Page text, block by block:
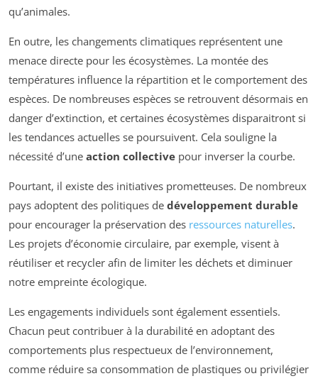
qu’animales.
En outre, les changements climatiques représentent une
menace directe pour les écosystèmes. La montée des
températures influence la répartition et le comportement des
espèces. De nombreuses espèces se retrouvent désormais en
danger d’extinction, et certaines écosystèmes disparaitront si
les tendances actuelles se poursuivent. Cela souligne la
nécessité d’une action collective pour inverser la courbe.
Pourtant, il existe des initiatives prometteuses. De nombreux
pays adoptent des politiques de développement durable
pour encourager la préservation des ressources naturelles.
Les projets d’économie circulaire, par exemple, visent à
réutiliser et recycler afin de limiter les déchets et diminuer
notre empreinte écologique.
Les engagements individuels sont également essentiels.
Chacun peut contribuer à la durabilité en adoptant des
comportements plus respectueux de l’environnement,
comme réduire sa consommation de plastiques ou privilégier